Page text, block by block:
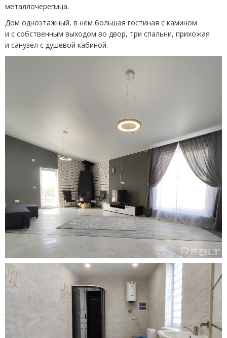
металлочерепица.
Дом одноэтажный, в нем большая гостиная с камином
и с собственным выходом во двор, три спальни, прихожая
и санузел с душевой кабиной.